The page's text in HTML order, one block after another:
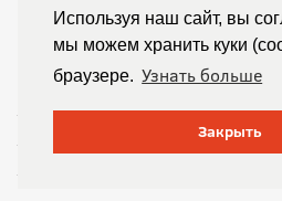
Используя наш сайт, вы
мы можем хранить куки
браузере. Узнать больше
Закрыть
Полиуретановая
© Химтраст,
Политика
Положение об обработке
Публичная